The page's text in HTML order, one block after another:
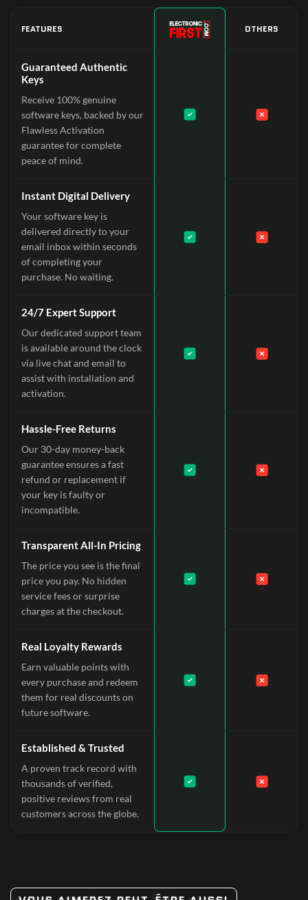
FEATURES OTHERS
Guaranteed Authentic
Keys
Receive 100% genuine
software keys, backed by our
Flawless Activation
guarantee for complete
peace of mind.
Instant Digital Delivery
Your software key is
delivered directly to your
email inbox within seconds
of completing your
purchase. No waiting.
24/7 Expert Support
Our dedicated support team
is available around the clock
via live chat and email to
assist with installation and
activation.
Hassle-Free Returns
Our 30-day money-back
guarantee ensures a fast
refund or replacement if
your key is faulty or
incompatible.
Transparent All-In Pricing
The price you see is the final
price you pay. No hidden
service fees or surprise
charges at the checkout.
Real Loyalty Rewards
Earn valuable points with
every purchase and redeem
them for real discounts on
future software.
Established & Trusted
A proven track record with
thousands of verified,
positive reviews from real
customers across the globe.